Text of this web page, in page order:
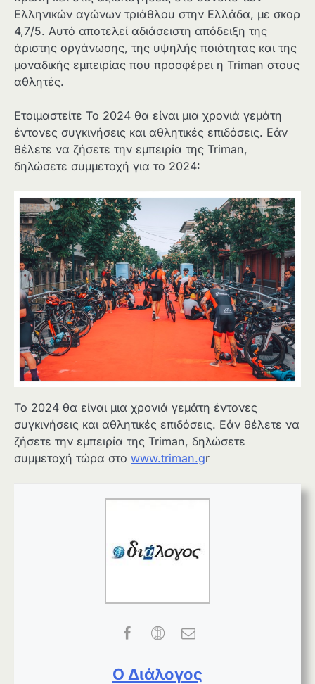
Ελληνικών αγώνων τριάθλου στην Ελλάδα, με σκορ
4,7/5. Αυτό αποτελεί αδιάσειστη απόδειξη της
άριστης οργάνωσης, της υψηλής ποιότητας και της
μοναδικής εμπειρίας που προσφέρει η Triman στους
αθλητές.
Ετοιμαστείτε Το 2024 θα είναι μια χρονιά γεμάτη
έντονες συγκινήσεις και αθλητικές επιδόσεις. Εάν
θέλετε να ζήσετε την εμπειρία της Triman,
δηλώσετε συμμετοχή για το 2024:
Το 2024 θα είναι μια χρονιά γεμάτη έντονες
συγκινήσεις και αθλητικές επιδόσεις. Εάν θέλετε να
ζήσετε την εμπειρία της Triman, δηλώσετε
συμμετοχή τώρα στο www.triman.gr
Ο Διάλογος